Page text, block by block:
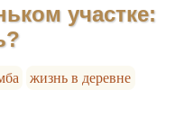
участке:
жизнь в деревне